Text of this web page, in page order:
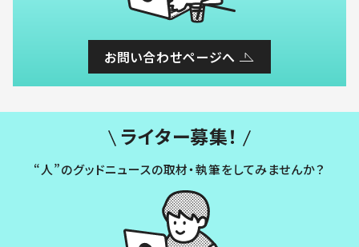
お問い合わせページへ
ライター募集！
“人”のグッドニュースの取材・執筆をしてみませんか？